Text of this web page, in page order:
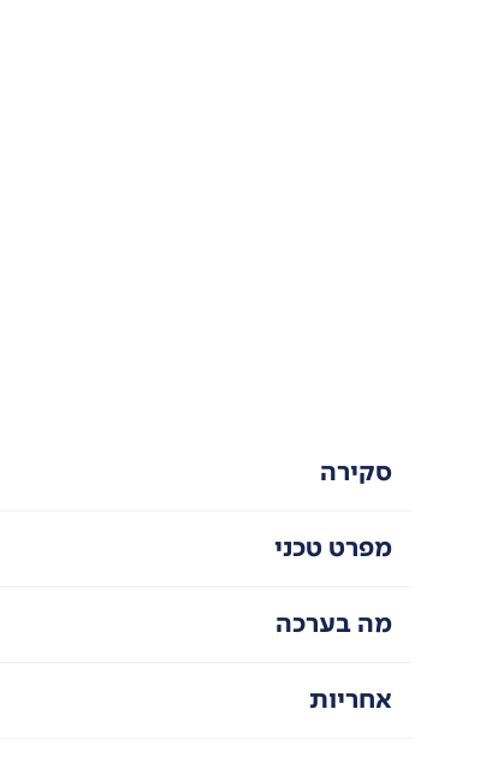
סקירה
מפרט טכני
מה בערכה
אחריות